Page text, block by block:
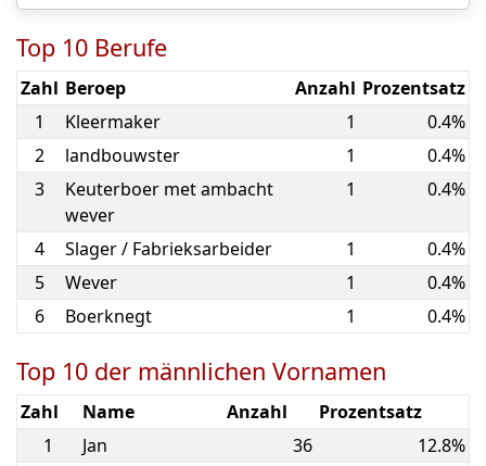
Top 10 Berufe
Zahl Beroep Anzahl Prozentsatz
1
Kleermaker 1
0.4%
2
landbouwster 1
0.4%
3
Keuterboer met ambacht
wever
1 0.4%
4 Slager / Fabrieksarbeider 1
0.4%
5
Wever 1
0.4%
6
Boerknegt 1 0.4%
Top 10 der männlichen Vornamen
Zahl Name Anzahl
Prozentsatz
1
Jan 36
12.8%